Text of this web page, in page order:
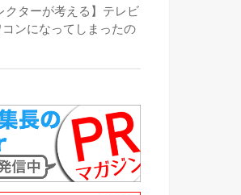
クターが考える】テレビ
ンになってしまったの